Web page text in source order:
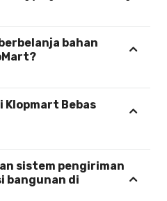
bahan
Klopmart Bebas
sistem pengiriman
bangunan di